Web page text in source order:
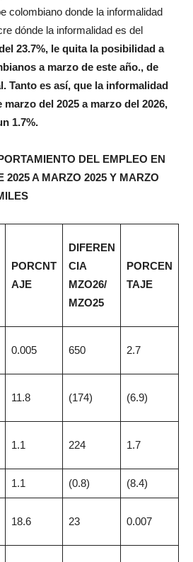
colombiano donde la informalidad
dónde la informalidad es del
23.7%, le quita la posibilidad a
a marzo de este año., de
Tanto es así, que la informalidad
del 2025 a marzo del 2026,
1.7%.
DEL EMPLEO EN
2025 A MARZO 2025 Y MARZO
PORCNT
AJE
DIFEREN
CIA
MZO26/
MZO25
PORCEN
TAJE
0.005 650 2.7
11.8 (174) (6.9)
1.1 224 1.7
1.1 (0.8) (8.4)
18.6 23 0.007